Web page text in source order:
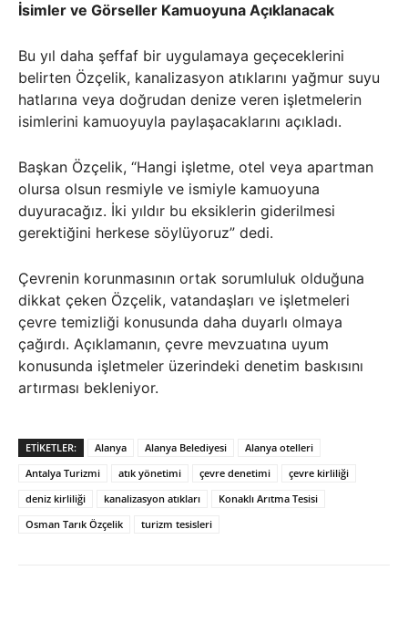
İsimler ve Görseller Kamuoyuna Açıklanacak
Bu yıl daha şeffaf bir uygulamaya geçeceklerini
belirten Özçelik, kanalizasyon atıklarını yağmur suyu
hatlarına veya doğrudan denize veren işletmelerin
isimlerini kamuoyuyla paylaşacaklarını açıkladı.
Başkan Özçelik, “Hangi işletme, otel veya apartman
olursa olsun resmiyle ve ismiyle kamuoyuna
duyuracağız. İki yıldır bu eksiklerin giderilmesi
gerektiğini herkese söylüyoruz” dedi.
Çevrenin korunmasının ortak sorumluluk olduğuna
dikkat çeken Özçelik, vatandaşları ve işletmeleri
çevre temizliği konusunda daha duyarlı olmaya
çağırdı. Açıklamanın, çevre mevzuatına uyum
konusunda işletmeler üzerindeki denetim baskısını
artırması bekleniyor.
ETIKETLER: Alanya Alanya Belediyesi
Alanya otelleri
Antalya Turizmi
atık yönetimi çevre denetimi
çevre kirliliği
deniz kirliliği
kanalizasyon atıkları
Konaklı Arıtma Tesisi
Osman Tarık Özçelik
turizm tesisleri